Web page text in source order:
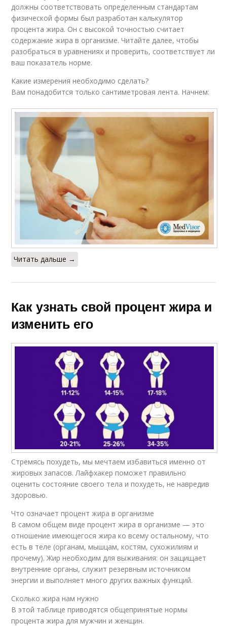
должны соответствовать определенным стандартам
физической формы был разработан калькулятор
процента жира. Он с высокой точностью считает
содержание жира в организме. Читайте далее, чтобы
разобраться в уравнениях и проверить, соответствует ли
ваш показатель норме.
Какие измерения необходимо сделать?
Вам понадобится только сантиметровая лента. Начнем:
Читать дальше →
Как узнать свой процент жира и
изменить его
Стремясь похудеть, мы мечтаем избавиться именно от
жировых запасов. Лайфхакер поможет правильно
оценить состояние своего тела и похудеть, не навредив
здоровью.
Что означает процент жира в организме
В самом общем виде процент жира в организме — это
отношение имеющегося жира ко всему остальному, что
есть в теле (органам, мышцам, костям, сухожилиям и
прочему). Жир необходим для выживания: он защищает
внутренние органы, служит резервным источником
энергии и выполняет много других важных функций.
Сколько жира нам нужно
В этой таблице приводятся общепринятые нормы
процента жира для мужчин и женщин.